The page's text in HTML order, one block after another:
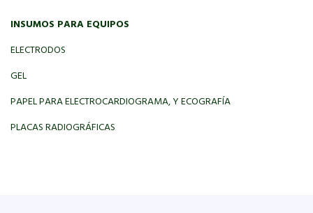
INSUMOS PARA EQUIPOS
ELECTRODOS
GEL
PAPEL PARA ELECTROCARDIOGRAMA, Y ECOGRAFÍA
PLACAS RADIOGRÁFICAS